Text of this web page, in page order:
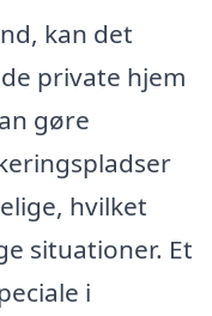
kan det
private hjem
gøre
hvilket
situationer. Et
i